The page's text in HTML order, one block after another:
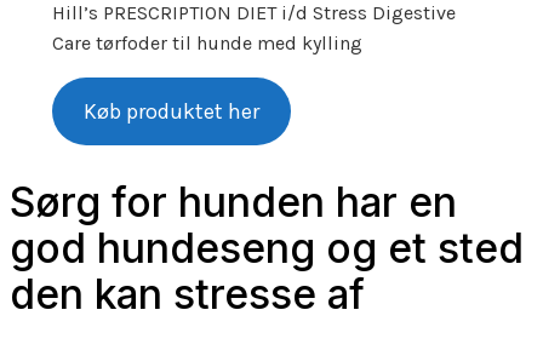
Hill’s PRESCRIPTION DIET i/d Stress Digestive
Care tørfoder til hunde med kylling
Køb produktet her
Sørg for hunden har en
god hundeseng og et sted
den kan stresse af